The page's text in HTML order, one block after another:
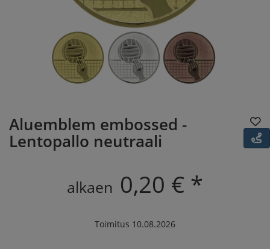
Aluemblem embossed -
Lentopallo neutraali
alkaen 0,20 € *
Toimitus 10.08.2026